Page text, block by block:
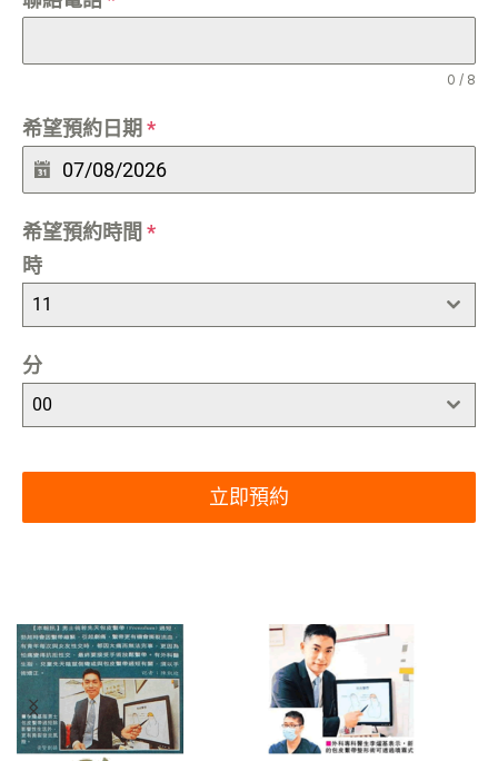
0 / 8
希望預約日期 *
希望預約時間 *
時
11
分
00
立即預約